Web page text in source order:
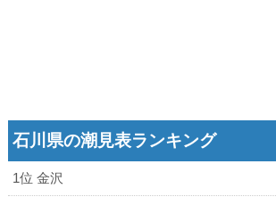
石川県の潮見表ランキング
1位 金沢